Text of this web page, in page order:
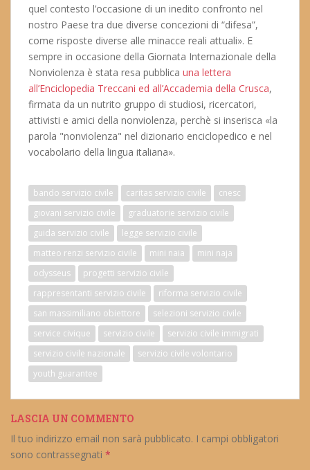
quel contesto l’occasione di un inedito confronto nel
nostro Paese tra due diverse concezioni di “difesa”,
come risposte diverse alle minacce reali attuali». E
sempre in occasione della Giornata Internazionale della
Nonviolenza è stata resa pubblica una lettera
all’Enciclopedia Treccani ed all’Accademia della Crusca,
firmata da un nutrito gruppo di studiosi, ricercatori,
attivisti e amici della nonviolenza, perchè si inserisca «la
parola "nonviolenza" nel dizionario enciclopedico e nel
vocabolario della lingua italiana».
bando servizio civile caritas servizio civile
cnesc
giovani servizio civile
graduatorie servizio civile
guida servizio civile
legge servizio civile
matteo renzi servizio civile
mini naia
mini naja
odysseus
progetti servizio civile
rappresentanti servizio civile
riforma servizio civile
san massimiliano obiettore
selezioni servizio civile
service civique
servizio civile
servizio civile immigrati
servizio civile nazionale
servizio civile volontario
youth guarantee
LASCIA UN COMMENTO
Il tuo indirizzo email non sarà pubblicato. I campi obbligatori
sono contrassegnati *